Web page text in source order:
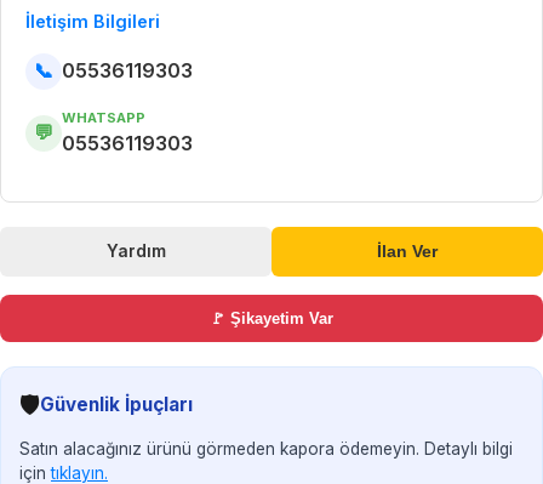
İletişim Bilgileri
📞 05536119303
💬
WHATSAPP
05536119303
Yardım İlan Ver
🚩 Şikayetim Var
🛡️Güvenlik İpuçları
Satın alacağınız ürünü görmeden kapora ödemeyin. Detaylı bilgi
içintıklayın.